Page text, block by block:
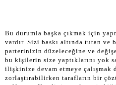
Bu durumla başka çıkmak için
vardır. Sizi baskı altında tutan ve
parterinizin düzeleceğine ve
bu kişilerin size yaptıklarını yok
ilişkinize devam etmeye çalışmak
zorlaştırabilirken tarafların bir